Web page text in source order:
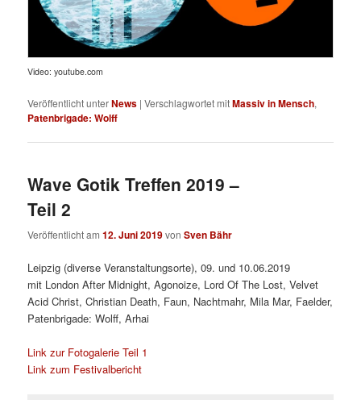
Video: youtube.com
Veröffentlicht unterNews |Verschlagwortet mitMassiv in Mensch,
Patenbrigade: Wolff
Wave Gotik Treffen 2019 –
Teil 2
Veröffentlicht am12. Juni 2019vonSven Bähr
Leipzig (diverse Veranstaltungsorte), 09. und 10.06.2019
mit London After Midnight, Agonoize, Lord Of The Lost, Velvet
Acid Christ, Christian Death, Faun, Nachtmahr, Mila Mar, Faelder,
Patenbrigade: Wolff, Arhai
Link zur Fotogalerie Teil 1
Link zum Festivalbericht